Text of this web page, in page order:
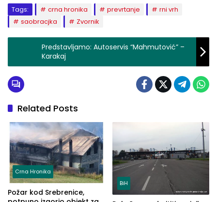
Tags: crna hronika prevrtanje
rni vrh
saobracjka
Zvornik
Predstavljamo: Autoservis “Mahmutović” –
Karakaj
Related Posts
Crna Hronika
Požar kod Srebrenice,
BiH